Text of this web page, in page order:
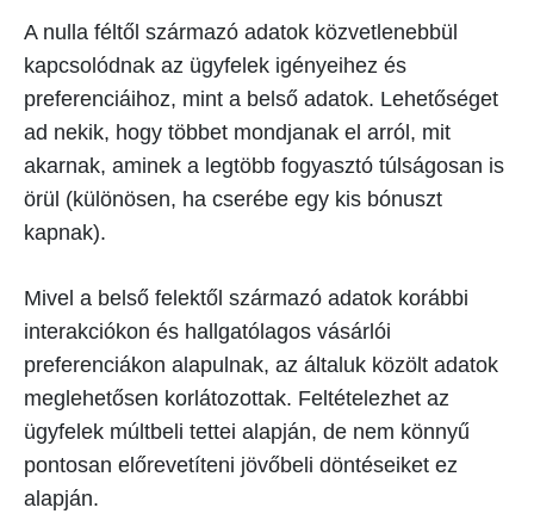
A nulla féltől származó adatok közvetlenebbül
kapcsolódnak az ügyfelek igényeihez és
preferenciáihoz, mint a belső adatok. Lehetőséget
ad nekik, hogy többet mondjanak el arról, mit
akarnak, aminek a legtöbb fogyasztó túlságosan is
örül (különösen, ha cserébe egy kis bónuszt
kapnak).
Mivel a belső felektől származó adatok korábbi
interakciókon és hallgatólagos vásárlói
preferenciákon alapulnak, az általuk közölt adatok
meglehetősen korlátozottak. Feltételezhet az
ügyfelek múltbeli tettei alapján, de nem könnyű
pontosan előrevetíteni jövőbeli döntéseiket ez
alapján.